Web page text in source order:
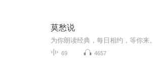
莫愁说
为你朗读经典，每日相约，等你来。
69 4657